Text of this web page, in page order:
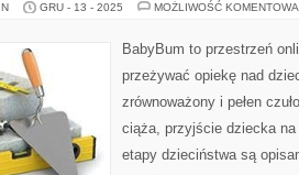
GRU - 13 - 2025 MOŻLIWOŚĆ
BabyBum to przestrzeń
przeżywać opiekę nad
zrównoważony i pełen
ciąża, przyjście dziecka na
etapy dzieciństwa są